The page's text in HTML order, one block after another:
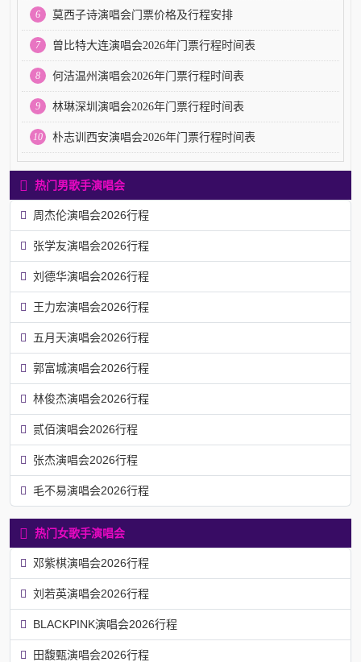
6 莫西子诗演唱会门票价格及行程安排
7 曾比特大连演唱会2026年门票行程时间表
8 何洁温州演唱会2026年门票行程时间表
9 林琳深圳演唱会2026年门票行程时间表
10 朴志训西安演唱会2026年门票行程时间表
热门男歌手演唱会
周杰伦演唱会2026行程
张学友演唱会2026行程
刘德华演唱会2026行程
王力宏演唱会2026行程
五月天演唱会2026行程
郭富城演唱会2026行程
林俊杰演唱会2026行程
贰佰演唱会2026行程
张杰演唱会2026行程
毛不易演唱会2026行程
热门女歌手演唱会
邓紫棋演唱会2026行程
刘若英演唱会2026行程
BLACKPINK演唱会2026行程
田馥甄演唱会2026行程